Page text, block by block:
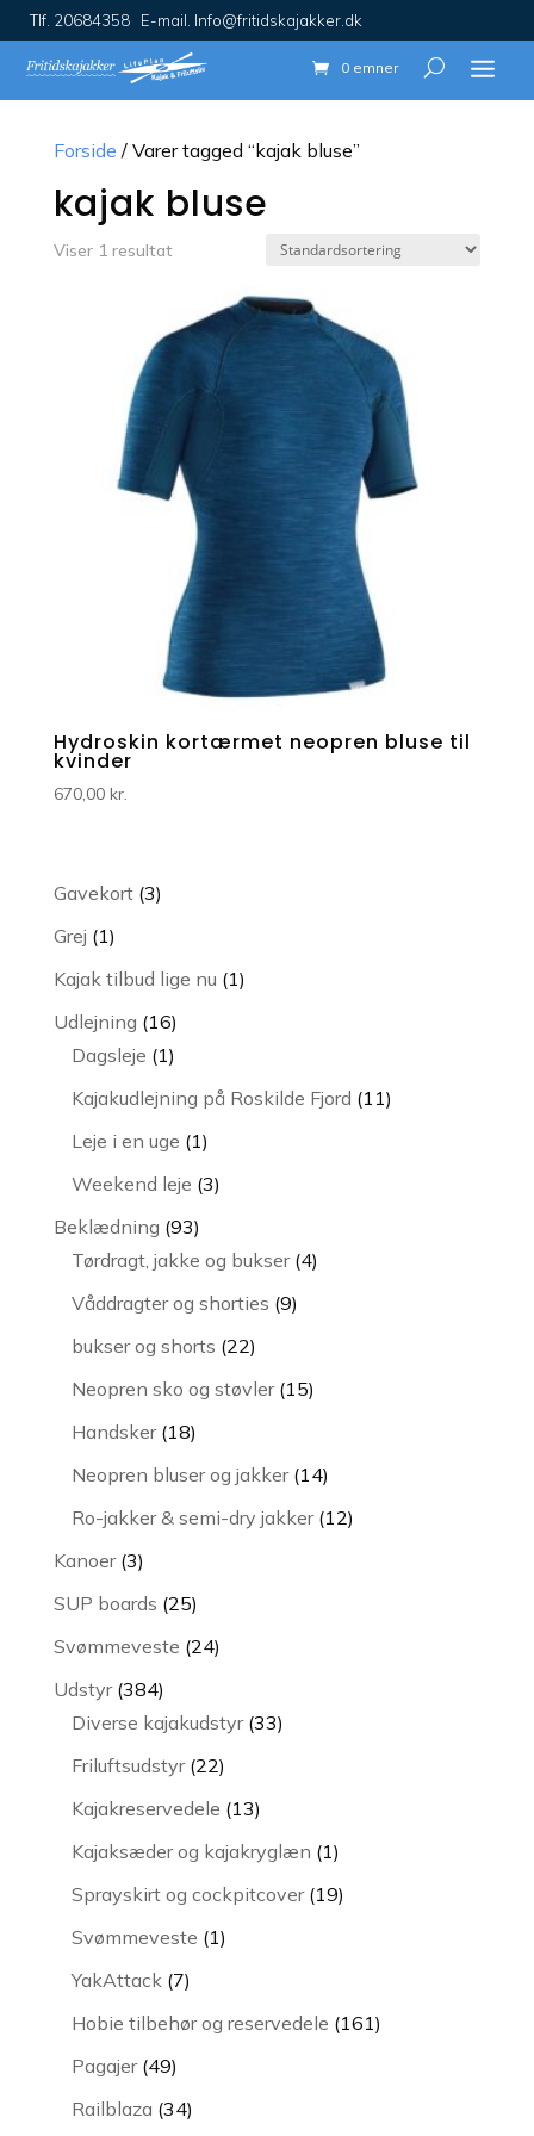
Tlf. 20684358 E-mail. Info@fritidskajakker.dk
0 emner
Forside / Varer tagged “kajak bluse”
kajak bluse
Viser 1 resultat
Hydroskin kortærmet neopren bluse til
kvinder
670,00 kr.
Gavekort 33
Grej 11
vare
Kajak tilbud lige nu 11
Udlejning 1616
varer
Dagsleje 11
vare
Kajakudlejning på Roskilde Fjord 1111
Leje i en uge 11
vare
Weekend leje 33
Beklædning 9393
varer
Tørdragt, jakke og bukser 44
Våddragter og shorties 99
bukser og shorts 2222
varer
Neopren sko og støvler 1515
Handsker 1818
Neopren bluser og jakker 1414
varer
Ro-jakker & semi-dry jakker 1212
Kanoer 33
varer
SUP boards 2525
varer
Svømmeveste 2424
Udstyr 384384
varer
Diverse kajakudstyr 3333
Friluftsudstyr 2222
varer
Kajakreservedele 1313
varer
Kajaksæder og kajakryglæn 11
vare
Sprayskirt og cockpitcover 1919
Svømmeveste 11
YakAttack 77
Hobie tilbehør og reservedele 161161
Pagajer 4949
varer
Railblaza 3434